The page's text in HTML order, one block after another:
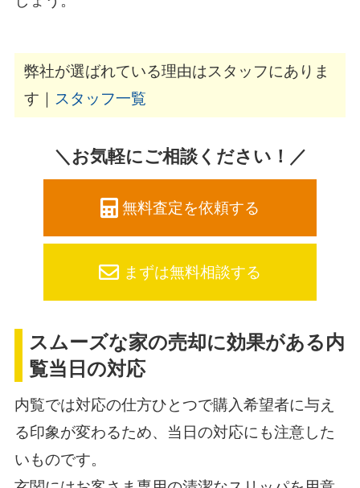
弊社が選ばれている理由はスタッフにありま
す｜
スタッフ一覧
＼お気軽にご相談ください！／
無料査定を依頼する
まずは無料相談する
スムーズな家の売却に効果がある内
覧当日の対応
内覧では対応の仕方ひとつで購入希望者に与え
る印象が変わるため、当日の対応にも注意した
いものです。